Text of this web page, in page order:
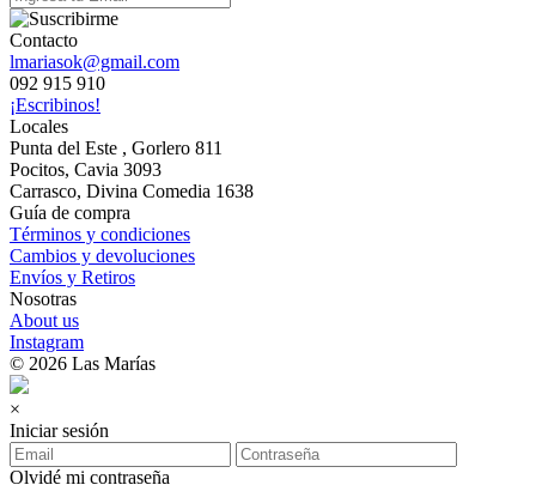
Contacto
lmariasok@gmail.com
092 915 910
¡Escribinos!
Locales
Punta del Este , Gorlero 811
Pocitos, Cavia 3093
Carrasco, Divina Comedia 1638
Guía de compra
Términos y condiciones
Cambios y devoluciones
Envíos y Retiros
Nosotras
About us
Instagram
© 2026 Las Marías
×
Iniciar sesión
Olvidé mi contraseña